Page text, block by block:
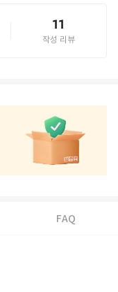
11
작성 리뷰
FAQ